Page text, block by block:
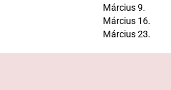
Március 9.
Március 16.
Március 23.